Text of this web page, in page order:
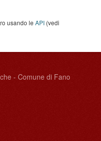
usando le API (vedi
- Comune di Fano